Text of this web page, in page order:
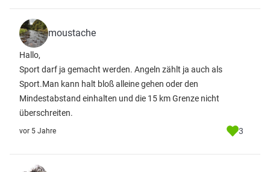
moustache
Hallo,
Sport darf ja gemacht werden. Angeln zählt ja auch als
Sport.Man kann halt bloß alleine gehen oder den
Mindestabstand einhalten und die 15 km Grenze nicht
überschreiten.
vor 5 Jahre 3